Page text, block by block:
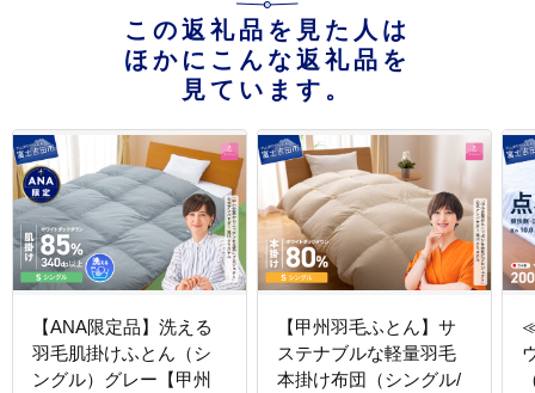
この返礼品を見た人は
ほかにこんな返礼品を
見ています。
【ANA限定品】洗える
羽毛肌掛けふとん（シ
ングル）グレー【甲州
【甲州羽毛ふとん】サ
ステナブルな軽量羽毛
本掛け布団（シングル/